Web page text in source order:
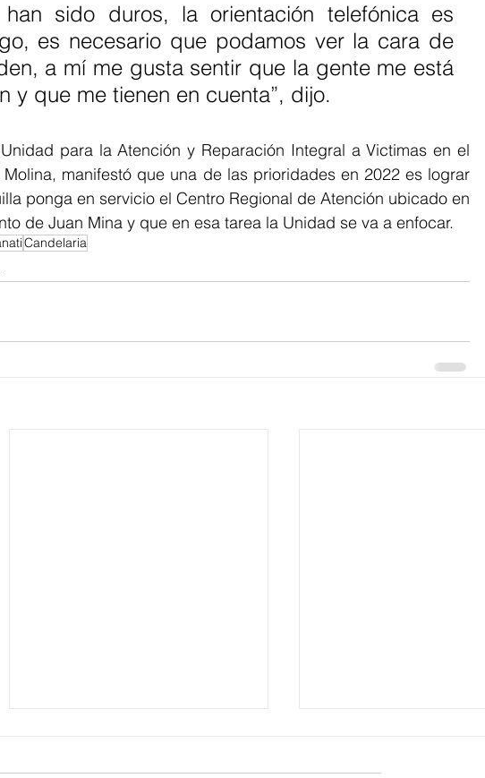
sido duros, la orientación telefónica es
es necesario que podamos ver la cara de
a mí me gusta sentir que la gente me está
y que me tienen en cuenta”, dijo.
para la Atención y Reparación Integral a Victimas en el
manifestó que una de las prioridades en 2022 es lograr
ponga en servicio el Centro Regional de Atención ubicado en
de Juan Mina y que en esa tarea la Unidad se va a enfocar.
Candelaria